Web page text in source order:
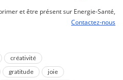
et être présent sur Energie-Santé,
Contactez-nous
créativité
gratitude
joie